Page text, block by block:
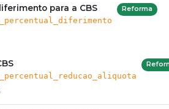
para a CBS Reforma